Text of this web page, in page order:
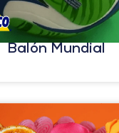
Balón Mundial